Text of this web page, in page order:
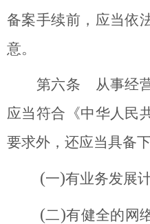
备案手续前，应当依
意。
第六条 从事经
应当符合《中华人民
要求外，还应当具备
(一)有业务发展
(二)有健全的网